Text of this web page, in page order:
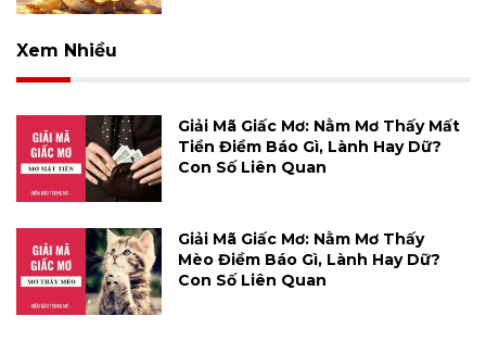
Xem Nhiều
Giải Mã Giấc Mơ: Nằm Mơ Thấy Mất
Tiền Điềm Báo Gì, Lành Hay Dữ?
Con Số Liên Quan
Giải Mã Giấc Mơ: Nằm Mơ Thấy
Mèo Điềm Báo Gì, Lành Hay Dữ?
Con Số Liên Quan